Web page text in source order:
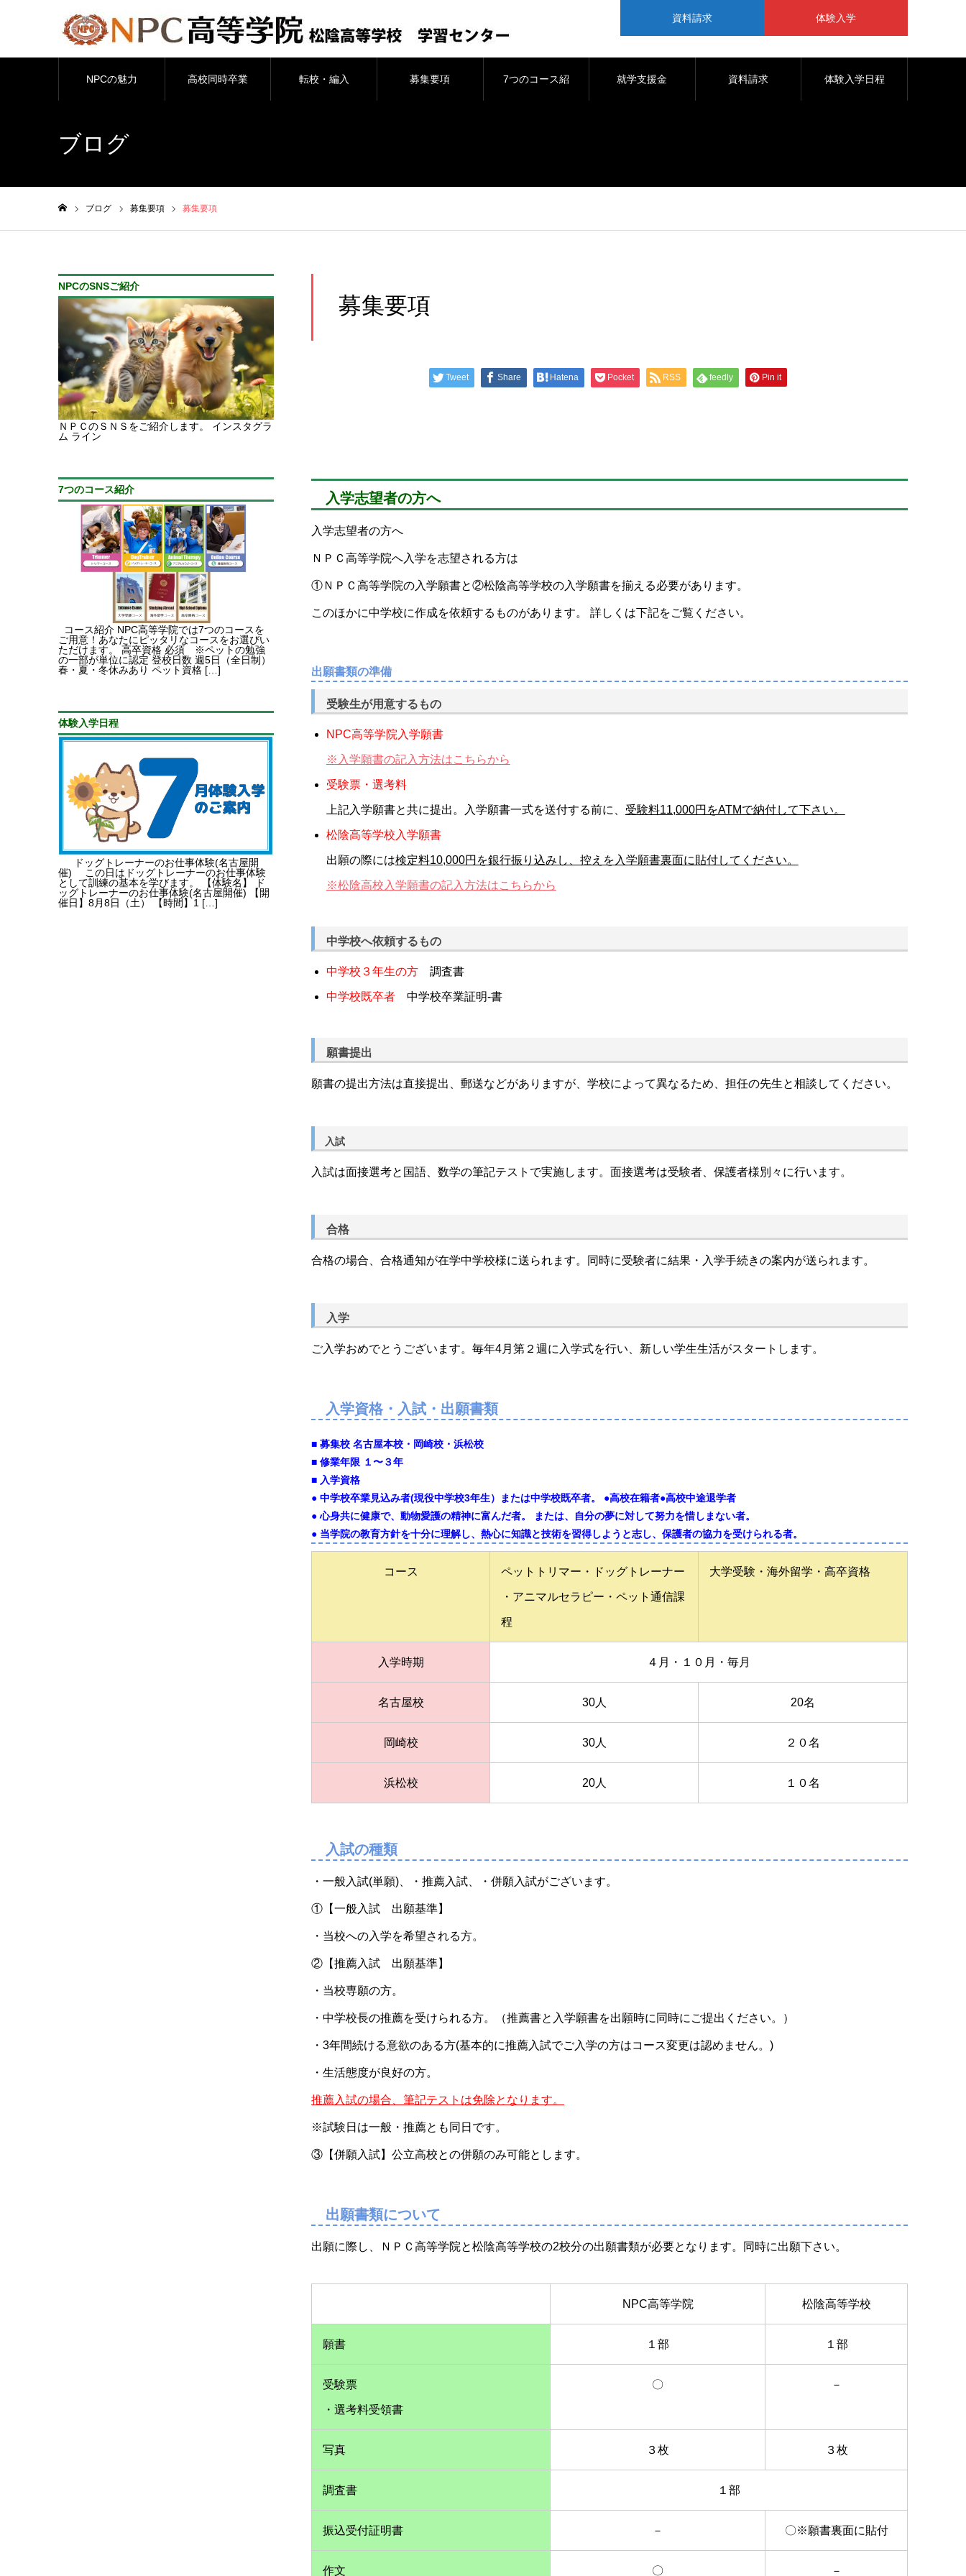
資料請求 体験入学
NPCの魅力 高校同時卒業 転校・編入 募集要項 7つのコース紹 就学支援金 資料請求 体験入学日程
ブログ
ブログ 募集要項 募集要項
募集要項
Tweet Share Hatena Pocket RSS feedly Pin it
入学志望者の方へ
入学志望者の方へ
ＮＰＣ高等学院へ入学を志望される方は
①ＮＰＣ高等学院の入学願書と②松陰高等学校の入学願書を揃える必要があります。
このほかに中学校に作成を依頼するものがあります。 詳しくは下記をご覧ください。
出願書類の準備
受験生が用意するもの
NPC高等学院入学願書
※入学願書の記入方法はこちらから
受験票・選考料
上記入学願書と共に提出。入学願書一式を送付する前に、 受験料11,000円をATMで納付して下さい。
松陰高等学校入学願書
出願の際には検定料10,000円を銀行振り込みし、控えを入学願書裏面に貼付してください。
※松陰高校入学願書の記入方法はこちらから
中学校へ依頼するもの
中学校３年生の方調査書
中学校既卒者中学校卒業証明-書
願書提出
願書の提出方法は直接提出、郵送などがありますが、学校によって異なるため、担任の先生と相談してください。
入試
入試は面接選考と国語、数学の筆記テストで実施します。面接選考は受験者、保護者様別々に行います。
合格
合格の場合、合格通知が在学中学校様に送られます。同時に受験者に結果・入学手続きの案内が送られます。
入学
ご入学おめでとうございます。毎年4月第２週に入学式を行い、新しい学生生活がスタートします。
入学資格・入試・出願書類
■ 募集校 名古屋本校・岡崎校・浜松校
■ 修業年限 １〜３年
■ 入学資格
● 中学校卒業見込み者(現役中学校3年生）または中学校既卒者。 ●高校在籍者●高校中途退学者
● 心身共に健康で、動物愛護の精神に富んだ者。 または、自分の夢に対して努力を惜しまない者。
● 当学院の教育方針を十分に理解し、熱心に知識と技術を習得しようと志し、保護者の協力を受けられる者。
コース ペットトリマー・ドッグトレーナー
・アニマルセラピー・ペット通信課
程
大学受験・海外留学・高卒資格
入学時期 ４月・１０月・毎月
名古屋校 30人 20名
岡崎校 30人 ２０名
浜松校 20人 １０名
入試の種類
・一般入試(単願)、・推薦入試、・併願入試がございます。
①【一般入試 出願基準】
・当校への入学を希望される方。
②【推薦入試 出願基準】
・当校専願の方。
・中学校長の推薦を受けられる方。（推薦書と入学願書を出願時に同時にご提出ください。）
・3年間続ける意欲のある方(基本的に推薦入試でご入学の方はコース変更は認めません。)
・生活態度が良好の方。
推薦入試の場合、筆記テストは免除となります。
※試験日は一般・推薦とも同日です。
③【併願入試】公立高校との併願のみ可能とします。
出願書類について
出願に際し、ＮＰＣ高等学院と松陰高等学校の2校分の出願書類が必要となります。同時に出願下さい。
NPC高等学院 松陰高等学校
願書 １部 １部
受験票
・選考料受領書
〇 －
写真 ３枚 ３枚
調査書 １部
振込受付証明書 － 〇※願書裏面に貼付
作文 〇 －
NPCのSNSご紹介
ＮＰＣのＳＮＳをご紹介します。 インスタグラ
ム ライン
7つのコース紹介
コース紹介 NPC高等学院では7つのコースを
ご用意！あなたにピッタリなコースをお選びい
ただけます。 高卒資格 必須 ※ペットの勉強
の一部が単位に認定 登校日数 週5日（全日制）
春・夏・冬休みあり ペット資格 […]
体験入学日程
ドッグトレーナーのお仕事体験(名古屋開
催) この日はドッグトレーナーのお仕事体験
として訓練の基本を学びます。 【体験名】 ド
ッグトレーナーのお仕事体験(名古屋開催) 【開
催日】8月8日（土） 【時間】1 […]